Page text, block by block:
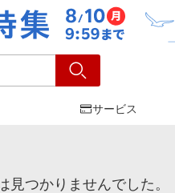
サービス
つかりませんでした。